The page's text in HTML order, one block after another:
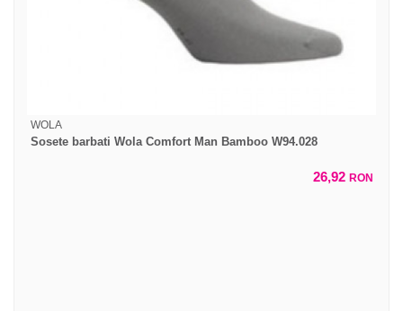
WOLA
Sosete barbati Wola Comfort Man Bamboo W94.028
26,92 RON